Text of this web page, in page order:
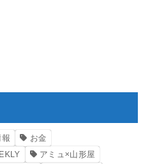
お金
アミュ×山形屋